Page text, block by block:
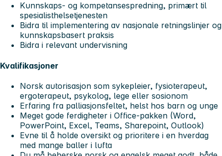
Kunnskaps- og kompetansespredning, primært til
spesialisthelsetjenesten
Bidra til implementering av nasjonale retningslinjer og
kunnskapsbasert praksis
Bidra i relevant undervisning
Kvalifikasjoner
Norsk autorisasjon som sykepleier, fysioterapeut,
ergoterapeut, psykolog, lege eller sosionom
Erfaring fra palliasjonsfeltet, helst hos barn og unge
Meget gode ferdigheter i Office-pakken (Word,
PowerPoint, Excel, Teams, Sharepoint, Outlook)
Evne til å holde oversikt og prioritere i en hverdag
med mange baller i lufta